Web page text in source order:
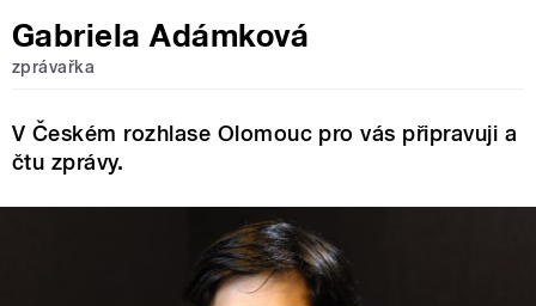
Gabriela Adámková
zprávařka
V Českém rozhlase Olomouc pro vás připravuji a
čtu zprávy.